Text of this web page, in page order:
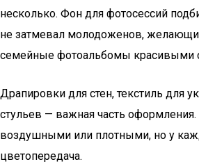
несколько. Фон для фотосессий
не затмевал молодоженов,
семейные фотоальбомы красивыми
Драпировки для стен, текстиль для
стульев — важная часть оформления.
воздушными или плотными, но у
цветопередача.